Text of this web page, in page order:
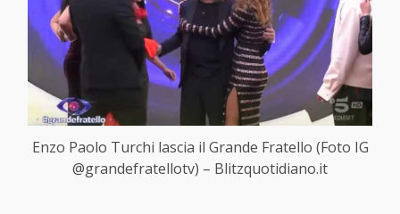
Enzo Paolo Turchi lascia il Grande Fratello (Foto IG
@grandefratellotv) – Blitzquotidiano.it